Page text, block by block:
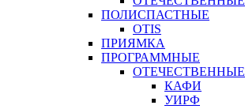
ПОЛИСПАСТНЫЕ
OTIS
ПРИЯМКА
ПРОГРАММНЫЕ
ОТЕЧЕСТВЕННЫЕ
КАФИ
УИРФ